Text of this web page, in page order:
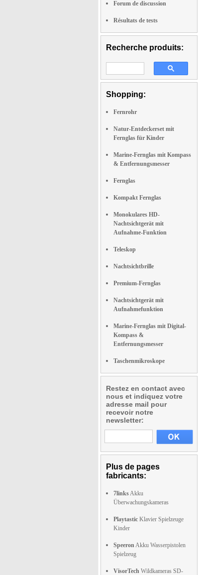
Forum de discussion
Résultats de tests
Recherche produits:
Shopping:
Fernrohr
Natur-Entdeckerset mit
Fernglas für Kinder
Marine-Fernglas mit Kompass
& Entfernungsmesser
Fernglas
Kompakt Fernglas
Monokulares HD-
Nachtsichtgerät mit
Aufnahme-Funktion
Teleskop
Nachtsichtbrille
Premium-Fernglas
Nachtsichtgerät mit
Aufnahmefunktion
Marine-Fernglas mit Digital-
Kompass &
Entfernungsmesser
Taschenmikroskope
Restez en contact avec
nous et indiquez votre
adresse mail pour
recevoir notre
newsletter:
Plus de pages
fabricants:
7linksAkku
Überwachungskameras
Playtastic Klavier Spielzeuge
Kinder
SpeeronAkku Wasserpistolen
Spielzeug
VisorTech Wildkameras SD-